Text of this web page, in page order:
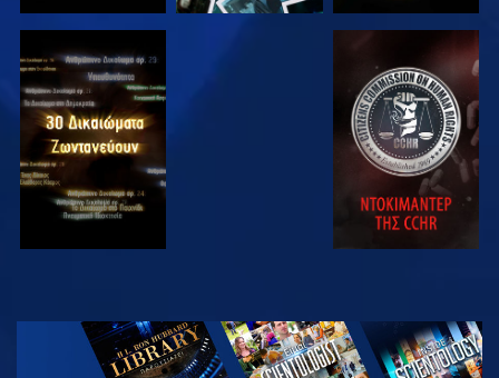
ΠΑΡΑΚΟΛΟΥΘΗΣΤΕ ΠΑΡΑΚΟΛΟΥΘΗΣΤΕ
ΠΑΡΑΚΟΛΟΥΘΗΣΤΕ
ΕΞΕΡΕΥΝΗΣΤΕ
ΤΗ ΣΕΙΡΑ